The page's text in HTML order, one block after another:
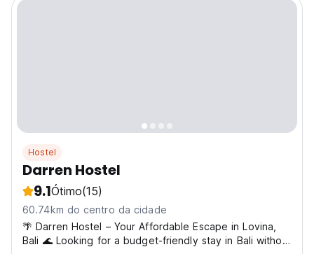
Hostel
Darren Hostel
9.1Ótimo(15)
60.74km do centro da cidade
🌴 Darren Hostel – Your Affordable Escape in Lovina,
Bali 🌊 Looking for a budget-friendly stay in Bali without